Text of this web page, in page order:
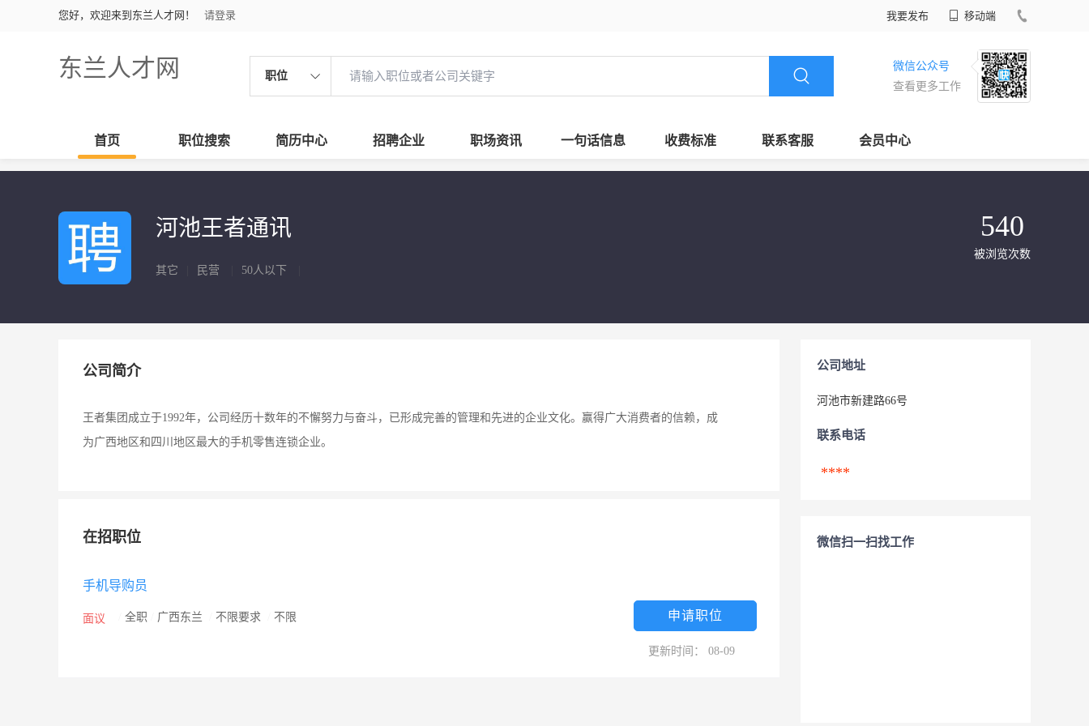
您好，欢迎来到东兰人才网！ 请登录 我要发布 移动端
东兰人才网 职位
微信公众号
查看更多工作
首页 职位搜索 简历中心 招聘企业 职场资讯 一句话信息 收费标准 联系客服 会员中心
河池王者通讯
其它 民营 50人以下
540
被浏览次数
公司简介
王者集团成立于1992年，公司经历十数年的不懈努力与奋斗，已形成完善的管理和先进的企业文化。赢得广大消费者的信赖，成
为广西地区和四川地区最大的手机零售连锁企业。
在招职位
手机导购员
面议 全职 广西东兰 不限要求 不限 申请职位
更新时间： 08-09
公司地址
河池市新建路66号
联系电话
****
微信扫一扫找工作